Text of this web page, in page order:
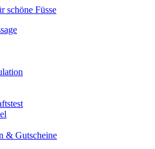
Füsse
& Gutscheine